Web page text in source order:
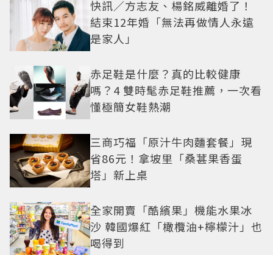
快訊／方志友、楊銘威離婚了！
結束12年婚「無法再做情人永遠
是家人」
赤足鞋是什麼？真的比較健康
嗎？4 雙時髦赤足鞋推薦，一次看
懂極簡女鞋熱潮
三商巧福「原汁牛肉麵套餐」現
省86元！拿坡里「桑葚果香蛋
塔」新上桌
全家開賣「酷繽果」機能水果冰
沙 韓國爆紅「橄欖油+檸檬汁」也
喝得到